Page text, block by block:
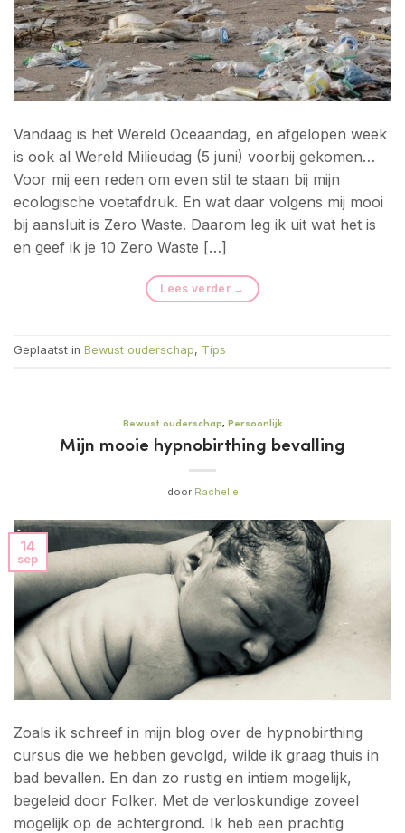
Vandaag is het Wereld Oceaandag, en afgelopen week
is ook al Wereld Milieudag (5 juni) voorbij gekomen…
Voor mij een reden om even stil te staan bij mijn
ecologische voetafdruk. En wat daar volgens mij mooi
bij aansluit is Zero Waste. Daarom leg ik uit wat het is
en geef ik je 10 Zero Waste […]
Lees verder →
Geplaatst in Bewust ouderschap, Tips
Bewust ouderschap, Persoonlijk
Mijn mooie hypnobirthing bevalling
door Rachelle
14
sep
Zoals ik schreef in mijn blog over de hypnobirthing
cursus die we hebben gevolgd, wilde ik graag thuis in
bad bevallen. En dan zo rustig en intiem mogelijk,
begeleid door Folker. Met de verloskundige zoveel
mogelijk op de achtergrond. Ik heb een prachtig